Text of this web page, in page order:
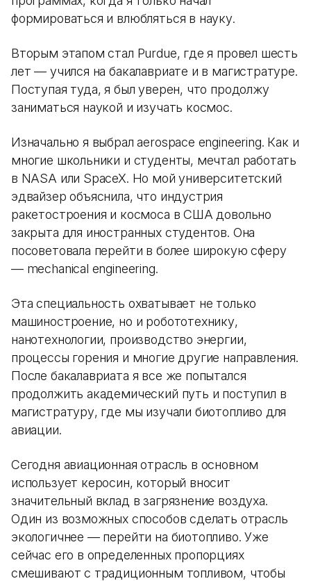
формироваться и влюбляться в науку.
Вторым этапом стал Purdue, где я провел шесть
лет — учился на бакалавриате и в магистратуре.
Поступая туда, я был уверен, что продолжу
заниматься наукой и изучать космос.
Изначально я выбрал aerospace engineering. Как и
многие школьники и студенты, мечтал работать
в NASA или SpaceX. Но мой университетский
эдвайзер объяснила, что индустрия
ракетостроения и космоса в США довольно
закрыта для иностранных студентов. Она
посоветовала перейти в более широкую сферу
— mechanical engineering.
Эта специальность охватывает не только
машиностроение, но и робототехнику,
нанотехнологии, производство энергии,
процессы горения и многие другие направления.
После бакалавриата я все же попытался
продолжить академический путь и поступил в
магистратуру, где мы изучали биотопливо для
авиации.
Сегодня авиационная отрасль в основном
использует керосин, который вносит
значительный вклад в загрязнение воздуха.
Один из возможных способов сделать отрасль
экологичнее — перейти на биотопливо. Уже
сейчас его в определенных пропорциях
смешивают с традиционным топливом, чтобы